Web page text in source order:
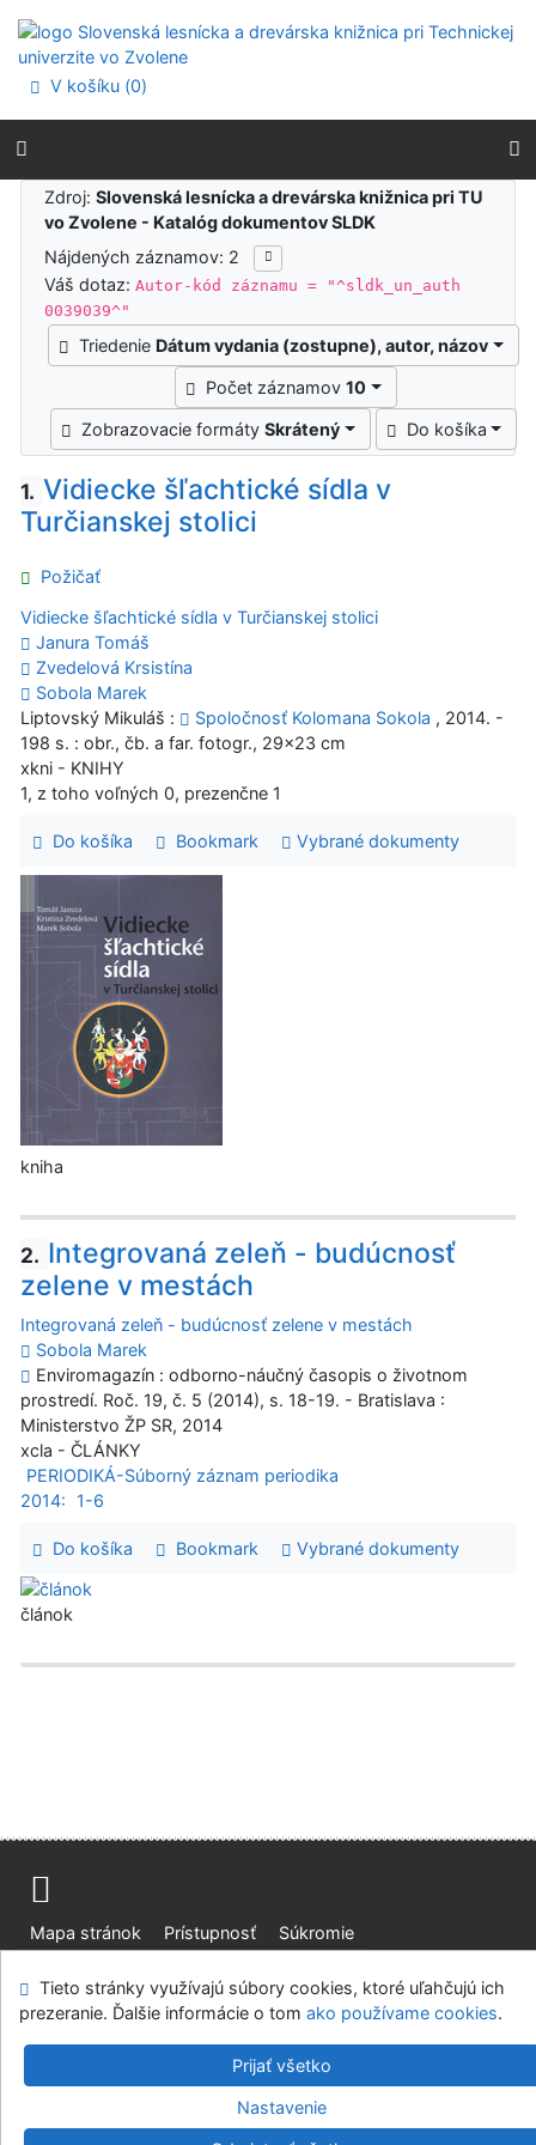
Prejsť na menu
Prehlásenie o webovej prístupnosti
V košíku (0)
Výsledky vyhľadávania
Zdroj:Slovenská lesnícka a drevárska knižnica pri TU
vo Zvolene - Katalóg dokumentov SLDK
Nájdených záznamov: 2
Váš dotaz:Autor-kód záznamu = "^sldk_un_auth
0039039^"
Triedenie Dátum vydania (zostupne), autor, názov
Počet záznamov10
Zobrazovacie formátySkrátený Do košíka
1. Vidiecke šľachtické sídla v
Turčianskej stolici
Požičať
Vidiecke šľachtické sídla v Turčianskej stolici
Janura Tomáš
Zvedelová Krsistína
Sobola Marek
Liptovský Mikuláš :
Spoločnosť Kolomana Sokola , 2014. -
198 s. : obr., čb. a far. fotogr., 29x23 cm
xkni - KNIHY
1, z toho voľných 0, prezenčne 1
Do košíka Bookmark Vybrané dokumenty
kniha
2. Integrovaná zeleň - budúcnosť
zelene v mestách
Integrovaná zeleň - budúcnosť zelene v mestách
Sobola Marek
Enviromagazín : odborno-náučný časopis o životnom
prostredí. Roč. 19, č. 5 (2014), s. 18-19. - Bratislava :
Ministerstvo ŽP SR, 2014
xcla - ČLÁNKY
PERIODIKÁ-Súborný záznam periodika
2014:
1-6
Do košíka Bookmark Vybrané dokumenty
článok
Mapa stránok Prístupnosť
Súkromie
Slovenská lesnícka a drevárska knižnica pri Technickej
univerzite vo Zvolene
©1993-2026IPACv.4.8.63a-Cosmotron Slovakia, s.r.o.
Tieto stránky využívajú súbory cookies, ktoré uľahčujú ich
prezeranie. Ďalšie informácie o tom ako používame cookies.
Prijať všetko
Nastavenie